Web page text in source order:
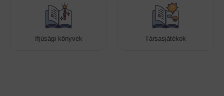
Ifjúsági könyvek Társasjátékok